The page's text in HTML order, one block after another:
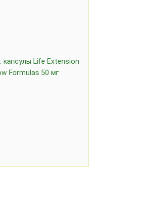
капсулы Life Extension
Formulas 50 мг